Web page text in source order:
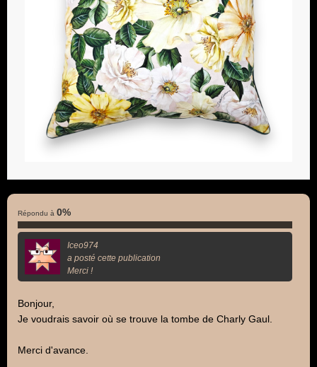
Répondu à 0%
Iceo974
a posté cette publication
Merci !
Bonjour,
Je voudrais savoir où se trouve la tombe de Charly Gaul.
Merci d'avance.